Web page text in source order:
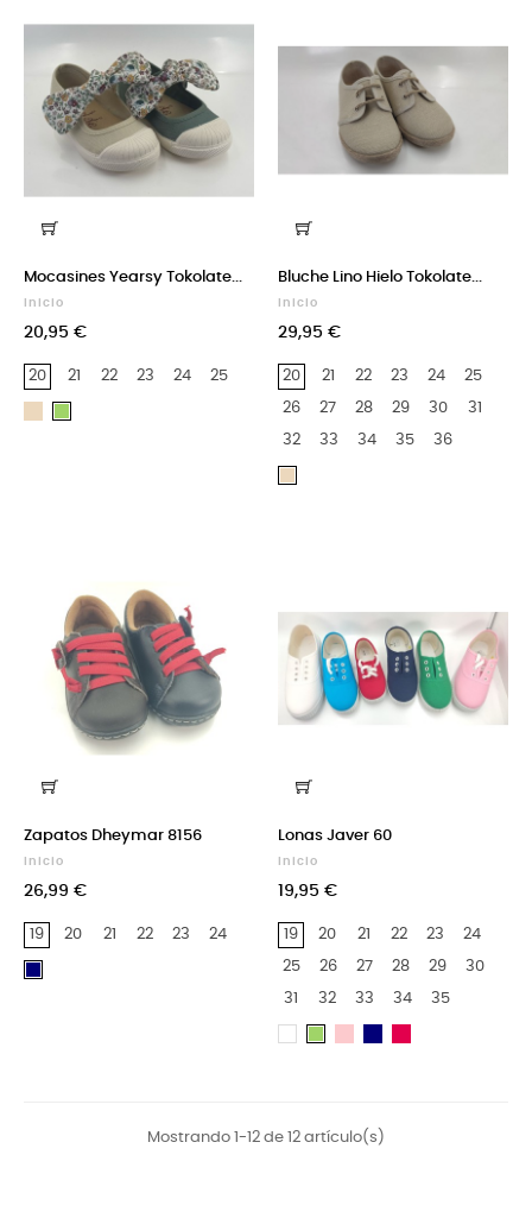
Mocasines Yearsy Tokolate...
Inicio
20,95 €
20 21 22 23 24 25
Bluche Lino Hielo Tokolate...
Inicio
29,95 €
20 21 22 23 24 25
26 27 28 29 30 31
32 33 34 35 36
Zapatos Dheymar 8156
Inicio
26,99 €
19 20 21 22 23 24
Lonas Javer 60
Inicio
19,95 €
19 20 21 22 23 24
25 26 27 28 29 30
31 32 33 34 35
Mostrando 1-12 de 12 artículo(s)